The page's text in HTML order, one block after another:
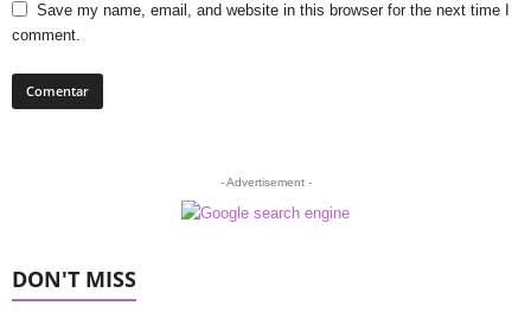
Save my name, email, and website in this browser for the next time I
comment.
- Advertisement -
DON'T MISS